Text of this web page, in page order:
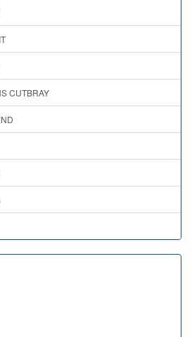
CUTBRAY